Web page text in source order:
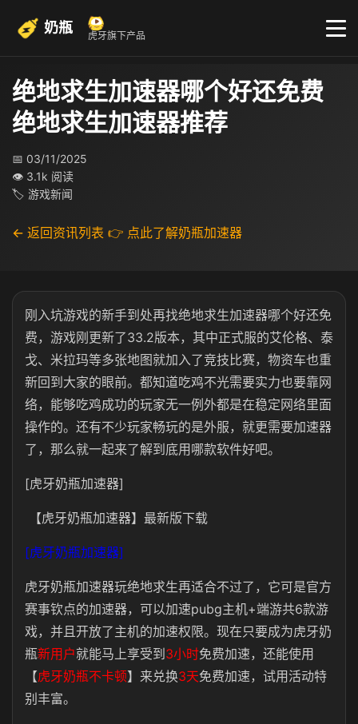
奶瓶 虎牙旗下产品
绝地求生加速器哪个好还免费
绝地求生加速器推荐
📅 03/11/2025
👁 3.1k 阅读
🏷 游戏新闻
← 返回资讯列表 👉 点此了解奶瓶加速器
刚入坑游戏的新手到处再找绝地求生加速器哪个好还免
费，游戏刚更新了33.2版本，其中正式服的艾伦格、泰
戈、米拉玛等多张地图就加入了竞技比赛，物资车也重
新回到大家的眼前。都知道吃鸡不光需要实力也要靠网
络，能够吃鸡成功的玩家无一例外都是在稳定网络里面
操作的。还有不少玩家畅玩的是外服，就更需要加速器
了，那么就一起来了解到底用哪款软件好吧。
[虎牙奶瓶加速器]
【虎牙奶瓶加速器】最新版下载
[虎牙奶瓶加速器]
虎牙奶瓶加速器玩绝地求生再适合不过了，它可是官方
赛事钦点的加速器，可以加速pubg主机+端游共6款游
戏，并且开放了主机的加速权限。现在只要成为虎牙奶
瓶新用户就能马上享受到 3小时免费加速，还能使用
【虎牙奶瓶不卡顿】 来兑换3天免费加速，试用活动特
别丰富。